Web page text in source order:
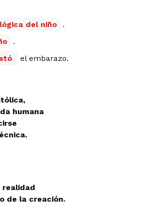
del niño
.
.
el embarazo.
humana
realidad
de la creación.